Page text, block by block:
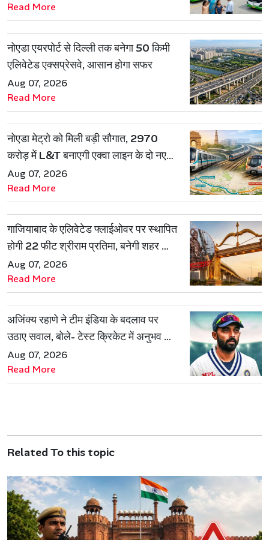
Read More
नोएडा एयरपोर्ट से दिल्ली तक बनेगा 50 किमी
एलिवेटेड एक्सप्रेसवे, आसान होगा सफर
Aug 07, 2026
Read More
नोएडा मेट्रो को मिली बड़ी सौगात, 2970
करोड़ में L&T बनाएगी एक्वा लाइन के दो नए
रूट
Aug 07, 2026
Read More
गाजियाबाद के एलिवेटेड फ्लाईओवर पर स्थापित
होगी 22 फीट श्रीराम प्रतिमा, बनेगी शहर की
नई पहचान
Aug 07, 2026
Read More
अजिंक्य रहाणे ने टीम इंडिया के बदलाव पर
उठाए सवाल, बोले- टेस्ट क्रिकेट में अनुभव की
जरूरत हमेशा रहेगी
Aug 07, 2026
Read More
Related To this topic